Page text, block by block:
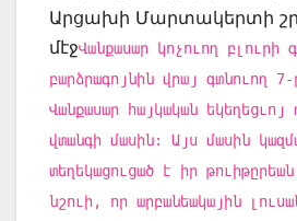
Արցախի Մարտակերտի
մէջՎանքասար կոչուող բլուրի
բարձրագոյնին վրայ գտնուող 7-
Վանքասար հայկական եկեղեցւոյ
վտանգի մասին: Այս մասին
տեղեկացուցած է իր
նշուի, որ արբանեակային